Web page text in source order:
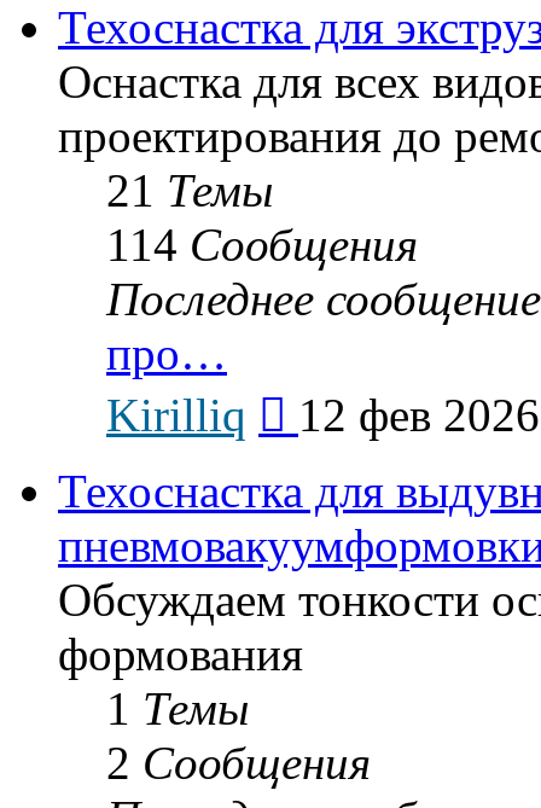
Техоснастка для
Оснастка для всех
проектирования до
21 Темы
114 Сообщения
Последнее сообщение
про…
Kirilliq
последнему
12 фев
Техоснастка для
Обсуждаем тонкости
формования
1 Темы
2 Сообщения